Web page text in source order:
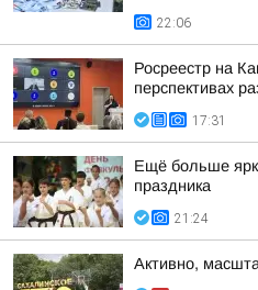
22:06
Росреестр на
перспективах
17:31
Ещё больше
праздника
21:24
Активно,